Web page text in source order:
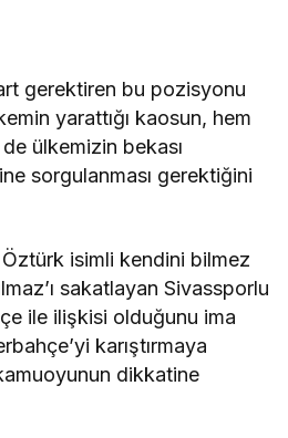
gerektiren bu pozisyonu
yarattığı kaosun, hem
ülkemizin bekası
sorgulanması gerektiğini
isimli kendini bilmez
sakatlayan Sivassporlu
ile ilişkisi olduğunu ima
karıştırmaya
dikkatine